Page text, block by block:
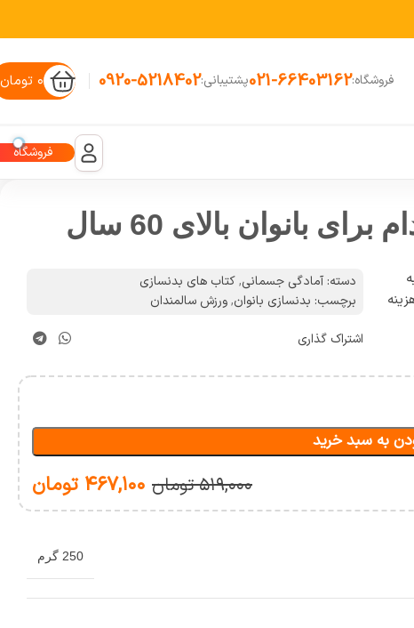
فروشگاه:021-66403162پشتیبانی:0920-5218402 ۰ تومان
فروشگاه
بانوان بالای 60 سال
دسته: آمادگی جسمانی, کتاب های بدنسازی
برچسب: بدنسازی بانوان, ورزش سالمندان
اشتراک گذاری
به سبد خرید
۵۱۹,۰۰۰ تومان ۴۶۷,۱۰۰ تومان
250 گرم